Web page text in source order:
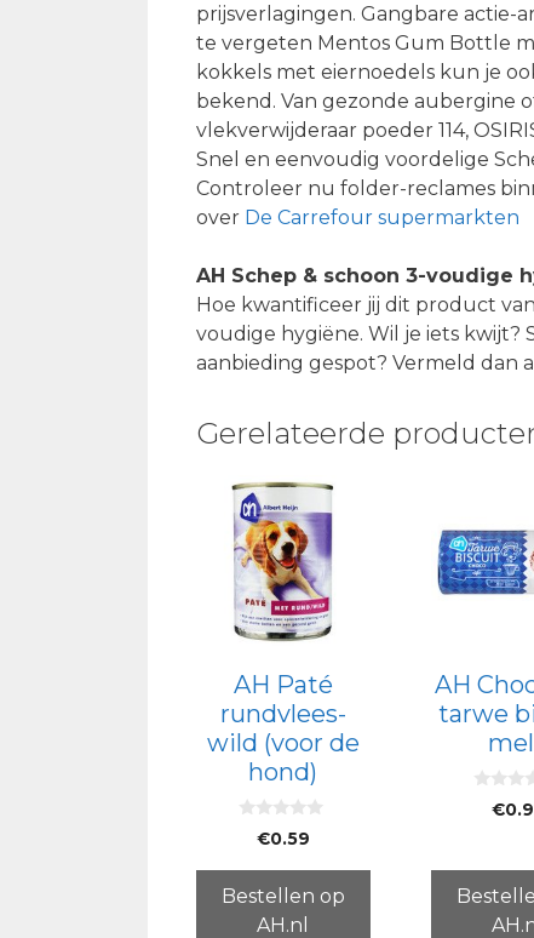
prijsverlagingen. Gangbare actie-
te vergeten Mentos Gum Bottle
kokkels met eiernoedels kun je
bekend. Van gezonde aubergine
vlekverwijderaar poeder 114,
Snel en eenvoudig voordelige
Controleer nu folder-reclames
over De Carrefour supermarkten
AH Schep & schoon 3-voudige
Hoe kwantificeer jij dit product
voudige hygiëne. Wil je iets kwijt?
aanbieding gespot? Vermeld dan
Gerelateerde
AH Paté
rundvlees-
wild (voor de
hond)
5
€0.59
Bestellen op
AH.nl
AH
tarwe
€